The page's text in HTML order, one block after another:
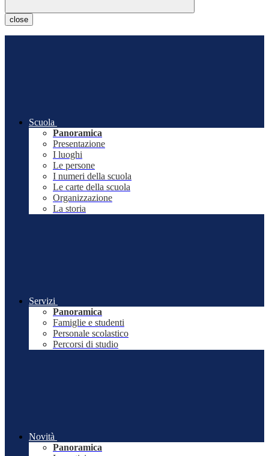
close
Scuola
Panoramica
Presentazione
I luoghi
Le persone
I numeri della scuola
Le carte della scuola
Organizzazione
La storia
Servizi
Panoramica
Famiglie e studenti
Personale scolastico
Percorsi di studio
Novità
Panoramica